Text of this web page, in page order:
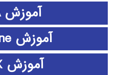
آموزش CATIA
آموزش clementine
آموزش CPLEX